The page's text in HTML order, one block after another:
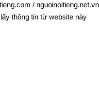
/ nguoinoitieng.net.vn
thông tin từ website này